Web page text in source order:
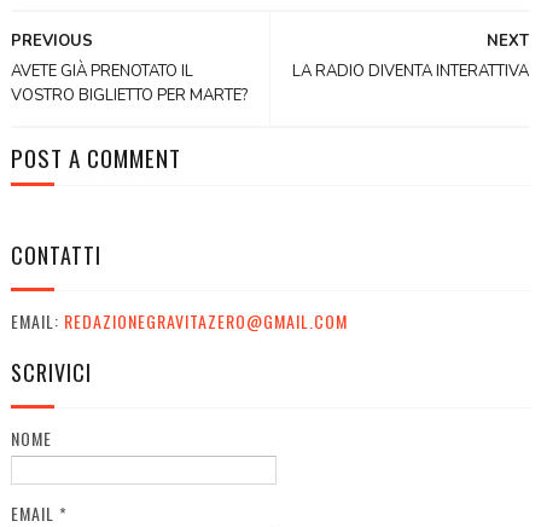
NEXT
LA RADIO DIVENTA INTERATTIVA
PREVIOUS
AVETE GIÀ PRENOTATO IL
VOSTRO BIGLIETTO PER MARTE?
POST A COMMENT
CONTATTI
EMAIL: REDAZIONEGRAVITAZERO@GMAIL.COM
SCRIVICI
NOME
EMAIL *